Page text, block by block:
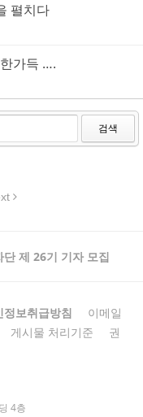
펼치다
가득 ….
검색
제 26기 기자 모집
정보취급방침
이메일
게시물 처리기준
권
4층